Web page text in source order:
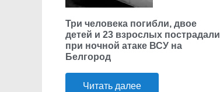
Три человека погибли, двое
детей и 23 взрослых пострадали
при ночной атаке ВСУ на
Белгород
Читать далее